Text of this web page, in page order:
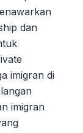
dan
imigran di
imigran